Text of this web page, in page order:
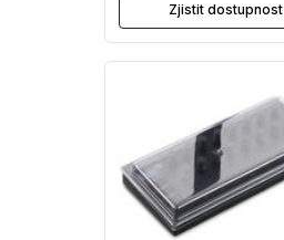
Zjistit dostupnost